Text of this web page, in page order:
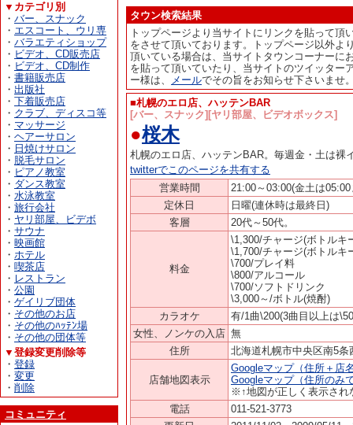
▼カテゴリ別
・ バー、スナック
・ エスコート、ウリ専
・ バラエティショップ
・ ビデオ、CD販売店
・ ビデオ、CD制作
・ 書籍販売店
・ 出版社
・ 下着販売店
・ クラブ、ディスコ等
・ マッサージ
・ ヘアーサロン
・ 日焼けサロン
・ 脱毛サロン
・ ピアノ教室
・ ダンス教室
・ 水泳教室
・ 旅行会社
・ ヤリ部屋、ビデボ
・ サウナ
・ 映画館
・ ホテル
・ 喫茶店
・ レストラン
・ 公園
・ ゲイリブ団体
・ その他のお店
・ その他のﾊｯﾃﾝ場
・ その他の団体等
▼登録変更削除等
・ 登録
・ 変更
・ 削除
コミュニティ
タウン検索結果
トップページより当サイトにリンクを貼って
をさせて頂いております。トップページ以外よ
頂いている場合は、当サイトタウンコーナーに
を貼って頂いていたり、当サイトのツイッター
ー様は、
メールでその旨をお知らせ下さいませ
■札幌のエロ店、ハッテンBAR
[バー、スナック][ヤリ部屋、ビデオボックス]
●桜木
札幌のエロ店、ハッテンBAR。毎週金・土は裸
twitterでこのページを共有する
営業時間
21:00～03:00(金土は05:00
定休日
日曜(連休時は最終日)
客層
20代～50代。
料金
\1,300/チャージ(ボトルキ
\1,700/チャージ(ボトルキ
\700/プレイ料
\800/アルコール
\700/ソフトドリンク
\3,000～/ボトル(焼酎)
カラオケ
有/1曲\200(3曲目以上は
女性、ノンケの入店 無
住所
北海道札幌市中央区南5
店舗地図表示
Googleマップ（住所＋店
Googleマップ（住所のみ
※↑地図が正しく表示され
電話
011-521-3773